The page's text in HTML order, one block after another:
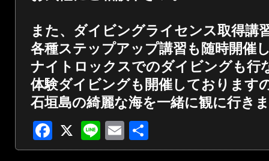
また、ダイビングライセンス取得講
各種ステップアップ講習も随時開催
ナイトロックスでのダイビングも行
体験ダイビングも開催しております
石垣島の綺麗な海を一緒に観に行き
Facebook
X LineEmail
有